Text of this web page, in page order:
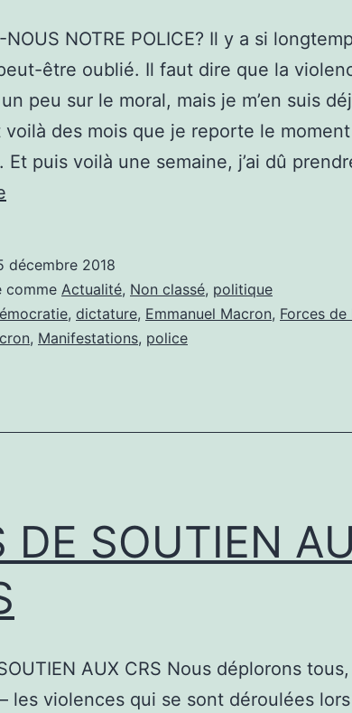
NOUS NOTRE POLICE? Il y a si
être oublié. Il faut dire que la
peu sur le moral, mais je m’en suis
voilà des mois que je reporte le
Et puis voilà une semaine, j’ai dû
NOTRE
POLICE?
décembre 2018
comme Actualité, Non classé, politique
, dictature, Emmanuel Macron, Forces
, Manifestations, police
DE SOUTIEN
AUX CRS Nous déplorons
les violences qui se sont déroulées